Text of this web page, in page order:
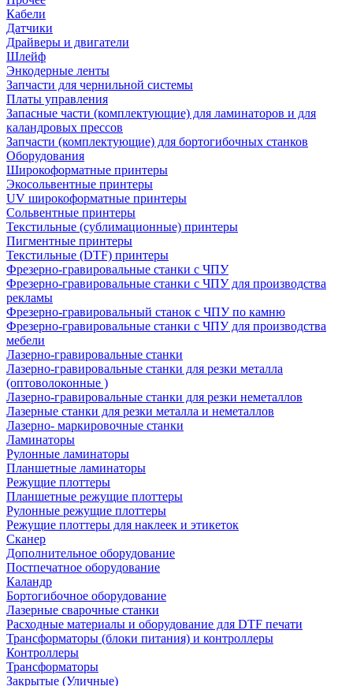
Кабели
Датчики
Драйверы и двигатели
Шлейф
Энкодерные ленты
Запчасти для чернильной системы
Платы управления
Запасные части (комплектующие) для ламинаторов и для
каландровых прессов
Запчасти (комплектующие) для бортогибочных станков
Оборудования
Широкоформатные принтеры
Экосольвентные принтеры
UV широкоформатные принтеры
Сольвентные принтеры
Текстильные (сублимационные) принтеры
Пигментные принтеры
Текстильные (DTF) принтеры
Фрезерно-гравировальные станки с ЧПУ
Фрезерно-гравировальные станки с ЧПУ для производства
рекламы
Фрезерно-гравировальный станок с ЧПУ по камню
Фрезерно-гравировальные станки с ЧПУ для производства
мебели
Лазерно-гравировальные станки
Лазерно-гравировальные станки для резки металла
(оптоволоконные )
Лазерно-гравировальные станки для резки неметаллов
Лазерные станки для резки металла и неметаллов
Лазерно- маркировочные станки
Ламинаторы
Рулонные ламинаторы
Планшетные ламинаторы
Режущие плоттеры
Планшетные режущие плоттеры
Рулонные режущие плоттеры
Режущие плоттеры для наклеек и этикеток
Сканер
Дополнительное оборудование
Постпечатное оборудование
Каландр
Бортогибочное оборудование
Лазерные сварочные станки
Расходные материалы и оборудование для DTF печати
Трансформаторы (блоки питания) и контроллеры
Контроллеры
Трансформаторы
Закрытые (Уличные)